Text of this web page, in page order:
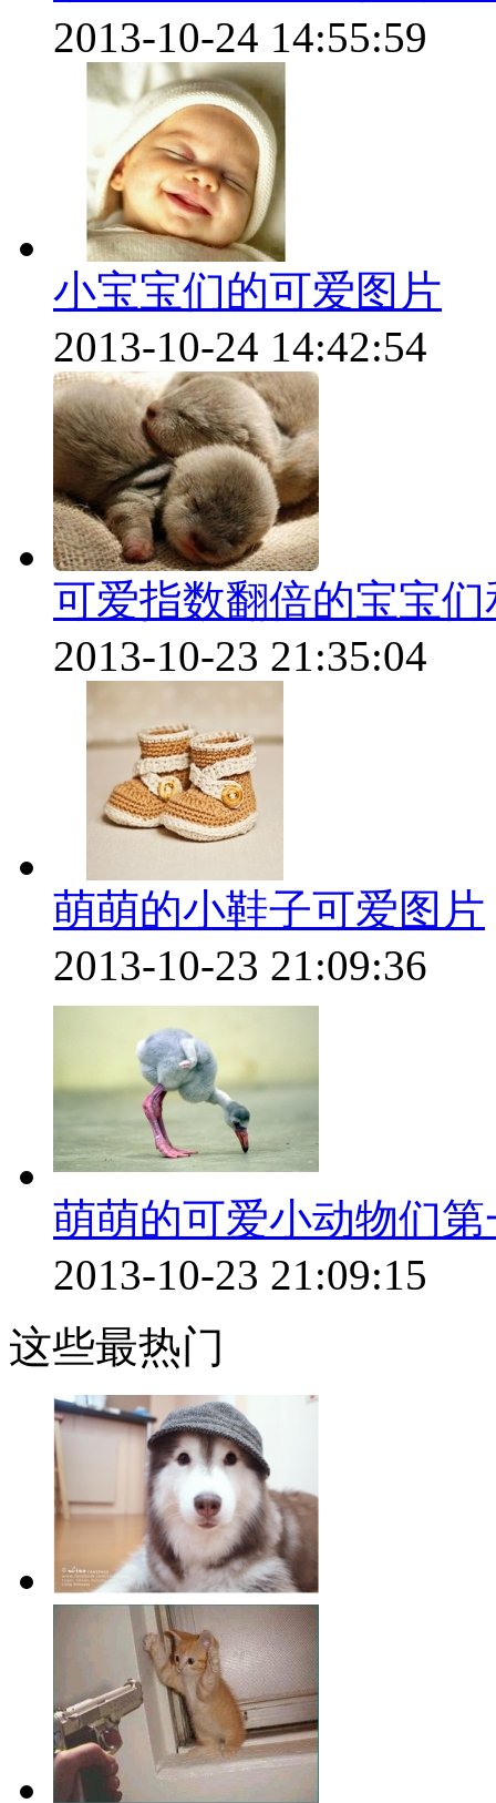
2013-10-24 14:55:59
小宝宝们的可爱图片
2013-10-24 14:42:54
可爱指数翻倍的宝宝
2013-10-23 21:35:04
萌萌的小鞋子可爱图片
2013-10-23 21:09:36
萌萌的可爱小动物们第
2013-10-23 21:09:15
这些最热门